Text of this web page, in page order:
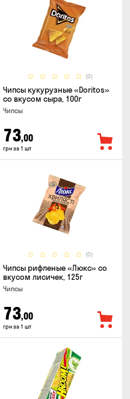
(0)
Чипсы кукурузные «Doritos»
со вкусом сыра, 100г
Чипсы
73,00
грн за 1 шт
(0)
Чипсы рифленые «Люкс» со
вкусом лисичек, 125г
Чипсы
73,00
грн за 1 шт